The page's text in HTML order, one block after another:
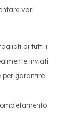
vari
di tutti i
inviati
per garantire